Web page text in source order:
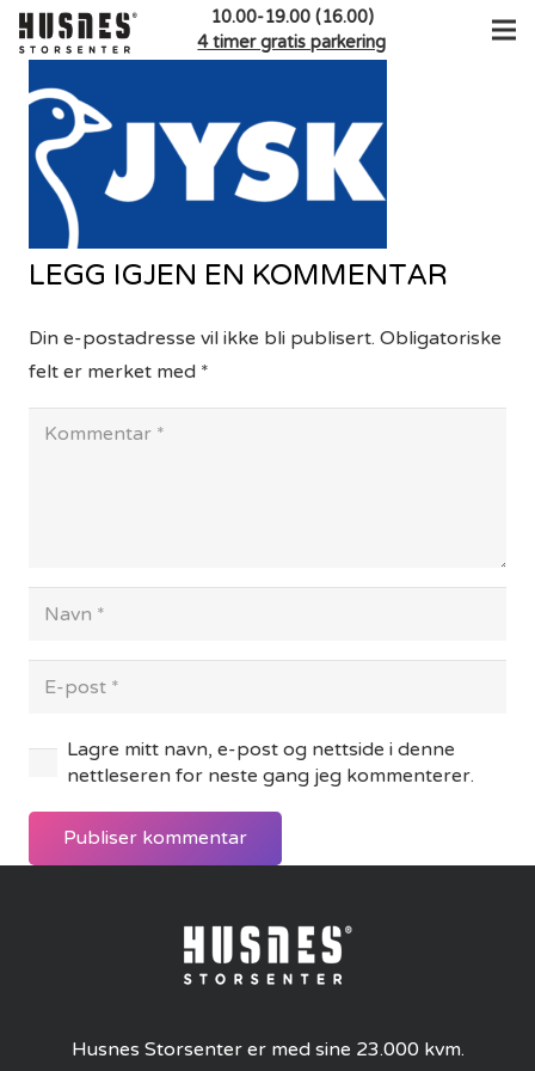
10.00-19.00 (16.00)
4 timer gratis parkering
LEGG IGJEN EN KOMMENTAR
Din e-postadresse vil ikke bli publisert. Obligatoriske
felt er merket med *
Lagre mitt navn, e-post og nettside i denne
nettleseren for neste gang jeg kommenterer.
Publiser kommentar
Husnes Storsenter er med sine 23.000 kvm.